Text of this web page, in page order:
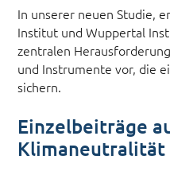
In unserer neuen Studie,
Institut und Wuppertal
zentralen
und Instrumente vor, die
sichern.
Einzelbeiträge
Klimaneutralität